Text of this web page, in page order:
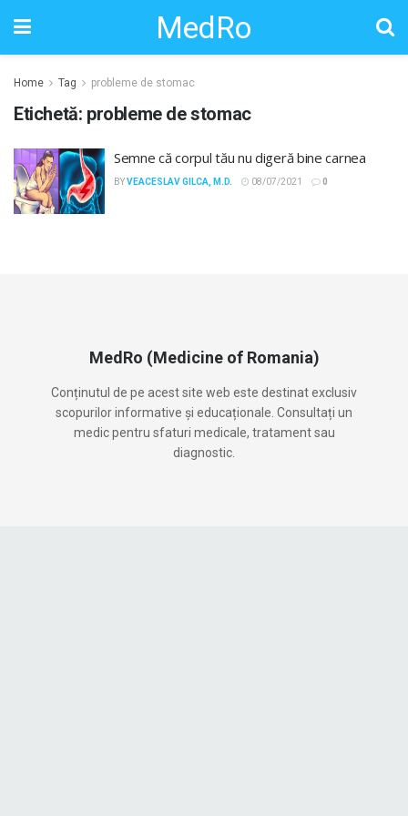
MedRo
Home Tag probleme de stomac
Etichetă: probleme de stomac
Semne că corpul tău nu digeră bine carnea
BYVEACESLAV GILCA, M.D. 08/07/2021 0
MedRo (Medicine of Romania)
Conținutul de pe acest site web este destinat exclusiv
scopurilor informative și educaționale. Consultați un
medic pentru sfaturi medicale, tratament sau
diagnostic.